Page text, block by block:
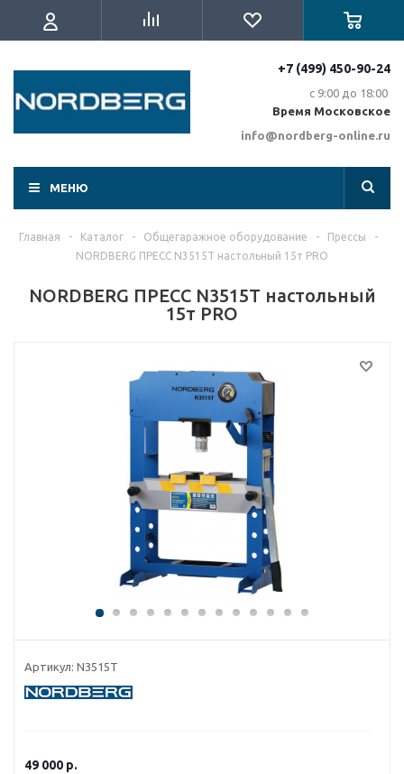
+7 (499) 450-90-24
с 9:00 до 18:00
Время Московское
info@nordberg-online.ru
МЕНЮ
Главная - Каталог - Общегаражное оборудование - Прессы
-
NORDBERG ПРЕСС N3515T настольный 15т PRO
NORDBERG ПРЕСС N3515T настольный
15т PRO
Артикул: N3515T
49 000 р.